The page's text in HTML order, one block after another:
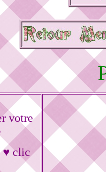
votre
♥ clic